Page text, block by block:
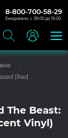
8-800-700-58-29
Ежедневно: с 09:00 до 19:00
(Red
The Beast:
Vinyl)